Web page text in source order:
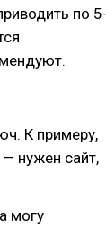
по
К примеру,
нужен сайт,
могу